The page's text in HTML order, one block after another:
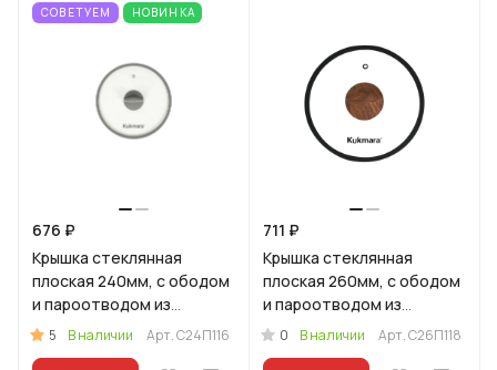
СОВЕТУЕМ НОВИНКА
676 ₽
Крышка стеклянная
плоская 240мм, с ободом
и пароотводом из
силикона и бакелитовой
ручкой софт-тач цв
5 В наличии Арт.С24П116
711 ₽
Крышка стеклянная
плоская 260мм, с ободом
и пароотводом из
силикона и бакелитовой
ручкой софт-тач цв
0 В наличии Арт.С26П118